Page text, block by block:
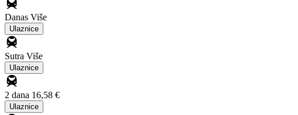
Danas Više
Ulaznice
Sutra Više
Ulaznice
2 dana 16,58 €
Ulaznice